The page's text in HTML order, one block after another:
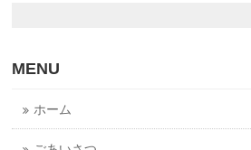
MENU
ホーム